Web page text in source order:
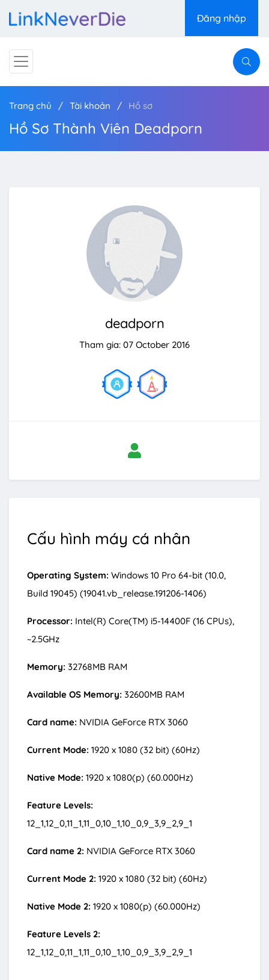
Đăng nhập
Trang chủ Tài khoản Hồ sơ
Hồ Sơ Thành Viên Deadporn
deadporn
Tham gia: 07 October 2016
Cấu hình máy cá nhân
Operating System: Windows 10 Pro 64-bit (10.0,
Build 19045) (19041.vb_release.191206-1406)
Processor: Intel(R) Core(TM) i5-14400F (16 CPUs),
~2.5GHz
Memory: 32768MB RAM
Available OS Memory: 32600MB RAM
Card name: NVIDIA GeForce RTX 3060
Current Mode: 1920 x 1080 (32 bit) (60Hz)
Native Mode: 1920 x 1080(p) (60.000Hz)
Feature Levels:
12_1,12_0,11_1,11_0,10_1,10_0,9_3,9_2,9_1
Card name 2: NVIDIA GeForce RTX 3060
Current Mode 2: 1920 x 1080 (32 bit) (60Hz)
Native Mode 2: 1920 x 1080(p) (60.000Hz)
Feature Levels 2:
12_1,12_0,11_1,11_0,10_1,10_0,9_3,9_2,9_1